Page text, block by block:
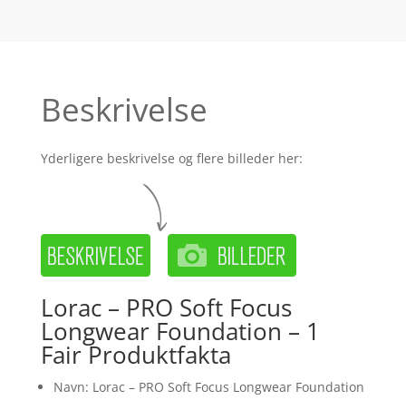
Beskrivelse
Yderligere beskrivelse og flere billeder her:
Lorac – PRO Soft Focus
Longwear Foundation – 1
Fair Produktfakta
Navn: Lorac – PRO Soft Focus Longwear Foundation